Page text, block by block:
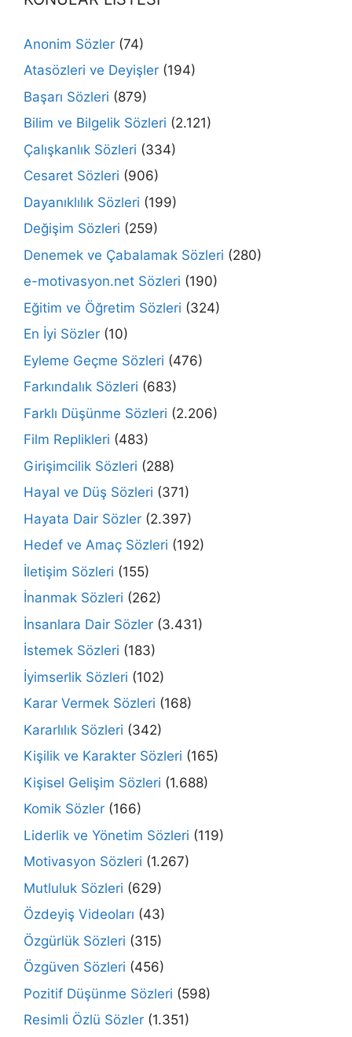
Anonim Sözler (74)
Atasözleri ve Deyişler (194)
Başarı Sözleri (879)
Bilim ve Bilgelik Sözleri (2.121)
Çalışkanlık Sözleri (334)
Cesaret Sözleri (906)
Dayanıklılık Sözleri (199)
Değişim Sözleri (259)
Denemek ve Çabalamak Sözleri (280)
e-motivasyon.net Sözleri (190)
Eğitim ve Öğretim Sözleri (324)
En İyi Sözler (10)
Eyleme Geçme Sözleri (476)
Farkındalık Sözleri (683)
Farklı Düşünme Sözleri (2.206)
Film Replikleri (483)
Girişimcilik Sözleri (288)
Hayal ve Düş Sözleri (371)
Hayata Dair Sözler (2.397)
Hedef ve Amaç Sözleri (192)
İletişim Sözleri (155)
İnanmak Sözleri (262)
İnsanlara Dair Sözler (3.431)
İstemek Sözleri (183)
İyimserlik Sözleri (102)
Karar Vermek Sözleri (168)
Kararlılık Sözleri (342)
Kişilik ve Karakter Sözleri (165)
Kişisel Gelişim Sözleri (1.688)
Komik Sözler (166)
Liderlik ve Yönetim Sözleri (119)
Motivasyon Sözleri (1.267)
Mutluluk Sözleri (629)
Özdeyiş Videoları (43)
Özgürlük Sözleri (315)
Özgüven Sözleri (456)
Pozitif Düşünme Sözleri (598)
Resimli Özlü Sözler (1.351)